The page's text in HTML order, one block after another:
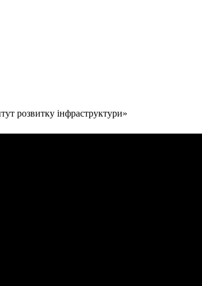
розвитку інфраструктури»